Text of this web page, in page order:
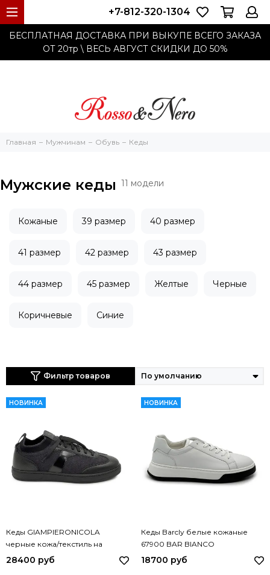
БЕСПЛАТНАЯ ДОСТАВКА ПРИ ВЫКУПЕ ВСЕГО ЗАКАЗА
ОТ 20тр \ ВЕСЬ АВГУСТ СКИДКИ ДО 50%
+7-812-320-1304
Главная Мужчинам Обувь Кеды
Мужские кеды 11 модели
Кожаные 39 размер 40 размер
41 размер 42 размер 43 размер
44 размер 45 размер Желтые Черные
Коричневые Синие
Фильтр товаров
НОВИНКА
Кеды GIAMPIERONICOLA
черные кожа/текстиль на
шерстяной подкладке 44516B
28400 руб
НОВИНКА
Кеды Barcly белые кожаные
67900 BAR BIANCO
18700 руб